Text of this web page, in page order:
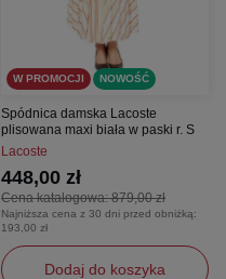
W PROMOCJI NOWOŚĆ
Spódnica damska Lacoste
plisowana maxi biała w paski r. S
Lacoste
Cena katalogowa:879,00 zł
448,00 zł
Najniższa cena z 30 dni przed obniżką:
193,00 zł
Dodaj do koszyka